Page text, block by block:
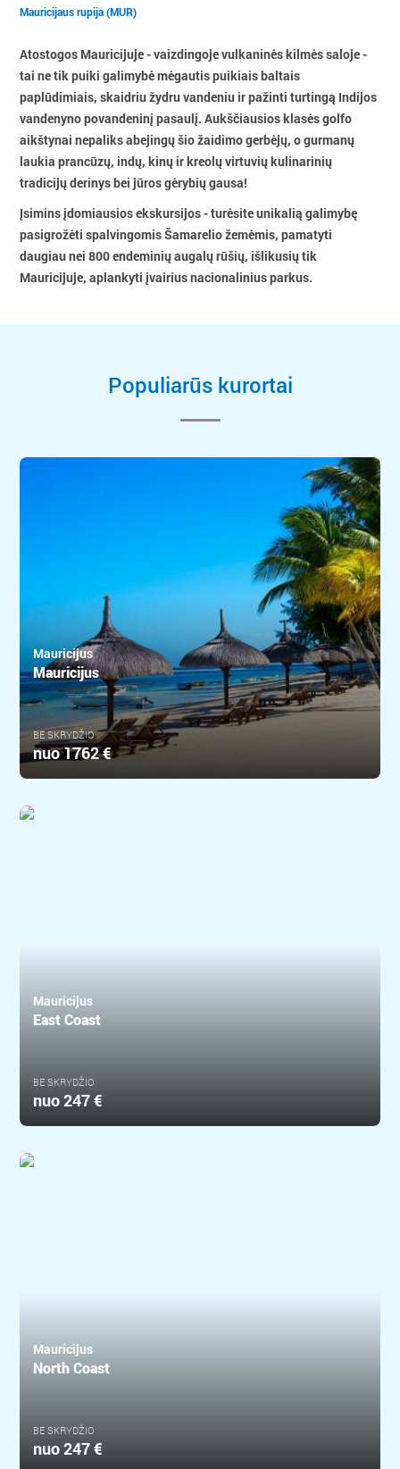
Mauricijaus rupija (MUR)
Atostogos Mauricijuje - vaizdingoje vulkaninės kilmės saloje -
tai ne tik puiki galimybė mėgautis puikiais baltais
paplūdimiais, skaidriu žydru vandeniu ir pažinti turtingą Indijos
vandenyno povandeninį pasaulį. Aukščiausios klasės golfo
aikštynai nepaliks abejingų šio žaidimo gerbėjų, o gurmanų
laukia prancūzų, indų, kinų ir kreolų virtuvių kulinarinių
tradicijų derinys bei jūros gėrybių gausa!
Įsimins įdomiausios ekskursijos - turėsite unikalią galimybę
pasigrožėti spalvingomis Šamarelio žemėmis, pamatyti
daugiau nei 800 endeminių augalų rūšių, išlikusių tik
Mauricijuje, aplankyti įvairius nacionalinius parkus.
Populiarūs kurortai
Mauricijus
Mauricijus
BE SKRYDŽIO
nuo1762 €
Mauricijus
East Coast
BE SKRYDŽIO
nuo247 €
Mauricijus
North Coast
BE SKRYDŽIO
nuo247 €